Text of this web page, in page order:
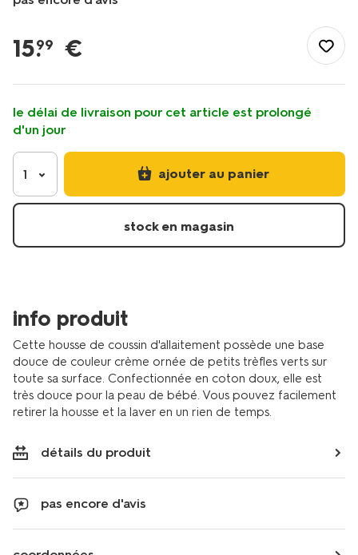
fr/bebe/soins-
bebe/coussin-
allaitement/taie-
doreiller-
30x170cm-
trefles-
33306460.html
15.
99 €
le délai de livraison pour cet article est prolongé
d'un jour
1 ajouter au panier
stock en magasin
info produit
Cette housse de coussin d'allaitement possède une base
douce de couleur crème ornée de petits trèfles verts sur
toute sa surface. Confectionnée en coton doux, elle est
très douce pour la peau de bébé. Vous pouvez facilement
retirer la housse et la laver en un rien de temps.
détails du produit
pas encore d'avis